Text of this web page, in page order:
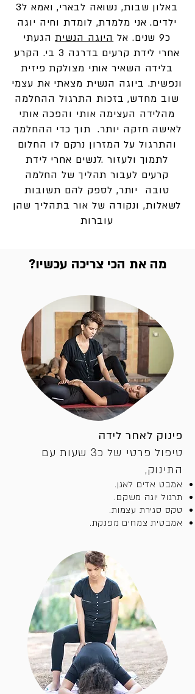
באלון שבות, נשואה לבארי, ואמא ל3
ילדים. אני מלמדת, לומדת וחיה יוגה
כ9 שנים. אל
היוגה הנשיתהגעתי
אחרי לידת קרעים בדרגה 3 בי. הקרע
בלידה השאיר אותי מצולקת פיזית
ונפשית. ביוגה הנשית מצאתי את עצמי
שוב מחדש, בזכות התרגול ההחלמה
מהלידה העצימה אותי והפכה אותי
לאישה חזקה יותר. תוך כדי ההחלמה
והתרגול על המזרון נרקם לו החלום
לתמוך ולעזור .לנשים אחרי לידת
קרעים לעבור תהליך של החלמה
טובה יותר, לספק להם תשובות
לשאלות, ונקודה של אור בתהליך שהן
עוברות
מה את הכי צריכה עכשיו?
פינוק לאחר לידה
טיפול פרטי של כ3 שעות עם
התינוק,
אמבט אדים לאגן.
תרגול יוגה משקם.
טקס סגירת עצמות.
אמבטית צמחים מפנקת.